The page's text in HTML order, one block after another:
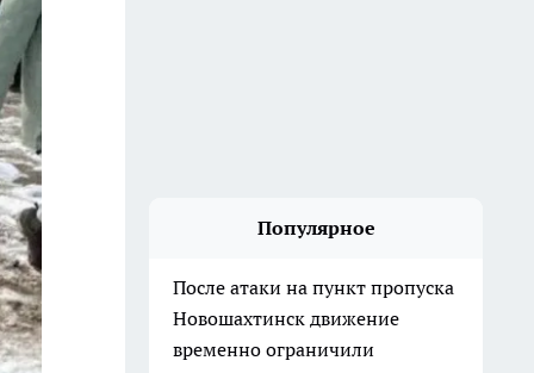
Популярное
После атаки на пункт пропуска
Новошахтинск движение
временно ограничили